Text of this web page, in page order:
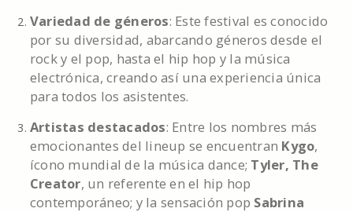
Variedad de géneros: Este festival es conocido
por su diversidad, abarcando géneros desde el
rock y el pop, hasta el hip hop y la música
electrónica, creando así una experiencia única
para todos los asistentes.
Artistas destacados: Entre los nombres más
emocionantes del lineup se encuentran Kygo,
ícono mundial de la música dance; Tyler, The
Creator, un referente en el hip hop
contemporáneo; y la sensación pop Sabrina